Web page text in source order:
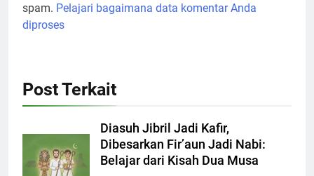
spam. Pelajari bagaimana data komentar Anda
diproses
Post Terkait
Diasuh Jibril Jadi Kafir,
Dibesarkan Fir’aun Jadi Nabi:
Belajar dari Kisah Dua Musa